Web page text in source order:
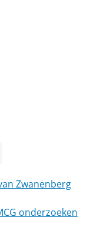
Zwanenberg
onderzoeken